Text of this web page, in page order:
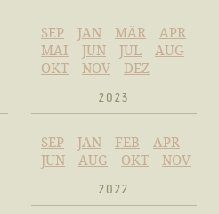
SEP JAN MÄR
APR
MAI
JUN JUL
AUG
OKT
NOV DEZ
2023
SEP JAN FEB
APR
JUN
AUG OKT NOV
2022